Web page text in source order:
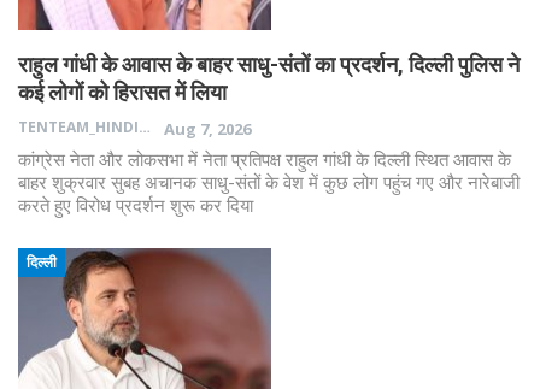
राहुल गांधी के आवास के बाहर साधु-संतों का प्रदर्शन, दिल्ली पुलिस ने
कई लोगों को हिरासत में लिया
TENTEAM_HINDI
Aug 7, 2026
कांग्रेस नेता और लोकसभा में नेता प्रतिपक्ष राहुल गांधी के दिल्ली स्थित आवास के
बाहर शुक्रवार सुबह अचानक साधु-संतों के वेश में कुछ लोग पहुंच गए और नारेबाजी
करते हुए विरोध प्रदर्शन शुरू कर दिया
दिल्ली